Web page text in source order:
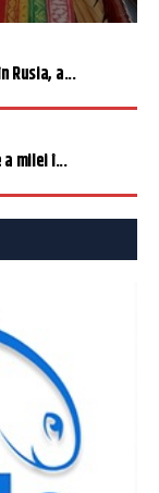
Rusia, a...
milei î...